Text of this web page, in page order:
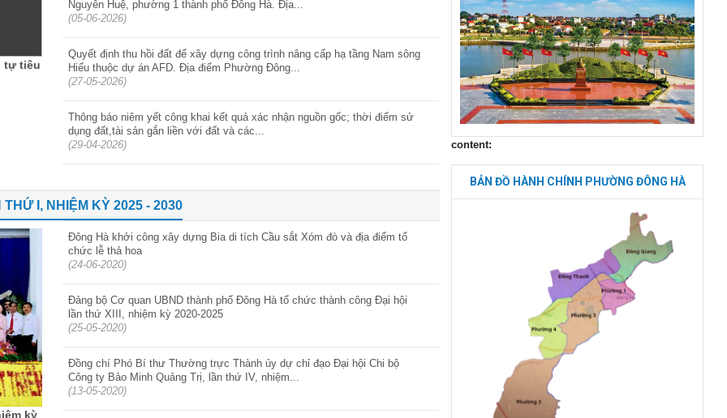
tự tiêu
Nguyễn Huệ, phường 1 thành phố Đông Hà. Địa...
(05-06-2026)
Quyết định thu hồi đất để xây dựng công trình nâng cấp hạ tầng Nam sông
Hiếu thuộc dự án AFD. Địa điểm Phường Đông...
(27-05-2026)
Thông báo niêm yết công khai kết quả xác nhận nguồn gốc; thời điểm sử
dụng đất,tài sản gắn liền với đất và các...
(29-04-2026)
I, NHIỆM KỲ 2025 - 2030
kỳ
Đông Hà khởi công xây dựng Bia di tích Cầu sắt Xóm đò và địa điểm tổ
chức lễ thả hoa
(24-06-2020)
Đảng bộ Cơ quan UBND thành phố Đông Hà tổ chức thành công Đại hội
lần thứ XIII, nhiệm kỳ 2020-2025
(25-05-2020)
Đồng chí Phó Bí thư Thường trực Thành ủy dự chỉ đạo Đại hội Chi bộ
Công ty Bảo Minh Quảng Trị, lần thứ IV, nhiệm...
(13-05-2020)
content:
BẢN ĐỒ HÀNH CHÍNH PHƯỜNG ĐÔNG HÀ